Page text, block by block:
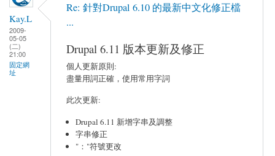
Kay.L
2009-
05-05
(二)
21:00
固定網
址
Re: 針對Drupal 6.10 的最新中文化修正檔
...
Drupal 6.11 版本更新及修正
個人更新原則:
盡量用詞正確，使用常用字詞
此次更新:
Drupal 6.11 新增字串及調整
字串修正
"："符號更改